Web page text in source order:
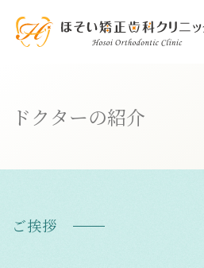
ドクターの紹介
ご挨拶